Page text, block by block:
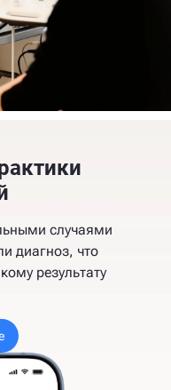
случаями
диагноз, что
результату